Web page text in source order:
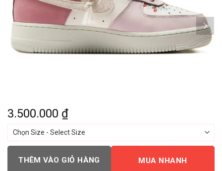
3.500.000 ₫
THÊM VÀO GIỎ HÀNG MUA NHANH